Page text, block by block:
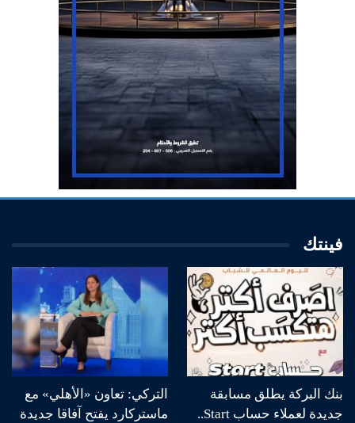
فينتك
بنك البركة يطلق مسابقة
جديدة لعملاء حساب Start..
التركي: تعاون «الأهلي» مع
ماستركارد يفتح آفاقا جديدة